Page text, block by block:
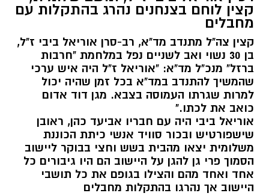
קצין לוחם בצנחנים נהרג בהתקלות עם
מחבלים
קצין צה"ל מתנדב מד"א, רב-סרן אוריאל ביבי ז"ל,
בן 30 נשוי ואב לשניים נפל במלחמת "חרבות
ברזל" מנכ"ל מד"א: "אוריאל ז"ל היה איש ערכי
שהמשיך להתנדב במד"א בכל זמן שהיה יכול
למרות שגרתו העמוסה בצבא. מגן דוד אדום
כואב את לכתו."
אוריאל ביבי היה עם חבריו אביעד כהן, ראובן
שישפורטיש ובכור סוויד אנשי כיתת הכוננת
משלומית יצאו מהבית בשש וחצי בבוקר ליישוב
הסמוך פרי גן להגן על היישוב הם היו גיבורים כל
אחד ואחד מהם והצילו בגופם את כל תושבי
היישוב אך נהרגו בהתקלות מחבלים